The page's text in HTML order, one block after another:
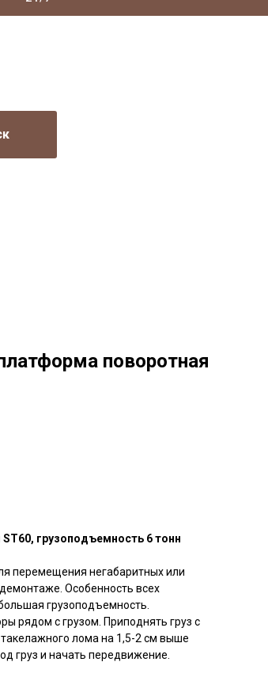
поворотная
грузоподъемность 6 тонн
перемещения негабаритных или
Особенность всех
грузоподъемность.
рядом с грузом. Приподнять груз с
лома на 1,5-2 см выше
груз и начать передвижение.